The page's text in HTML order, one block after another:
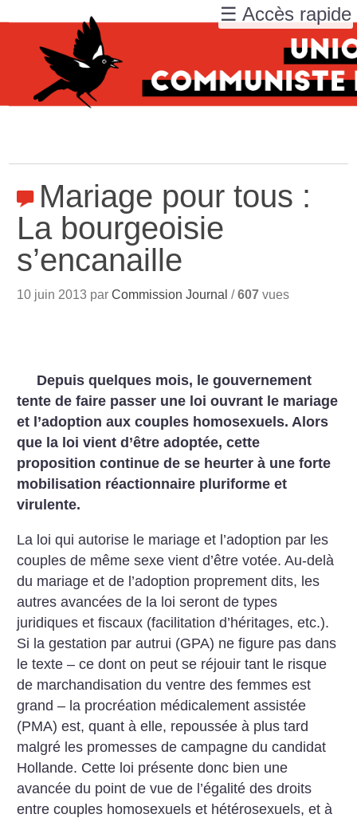
Mariage pour tous :
La bourgeoisie
s’encanaille
10 juin 2013 parCommission Journal /607 vues
Depuis quelques mois, le gouvernement
tente de faire passer une loi ouvrant le mariage
et l’adoption aux couples homosexuels. Alors
que la loi vient d’être adoptée, cette
proposition continue de se heurter à une forte
mobilisation réactionnaire pluriforme et
virulente.
La loi qui autorise le mariage et l’adoption par les
couples de même sexe vient d’être votée. Au-delà
du mariage et de l’adoption proprement dits, les
autres avancées de la loi seront de types
juridiques et fiscaux (facilitation d’héritages, etc.).
Si la gestation par autrui (GPA) ne figure pas dans
le texte – ce dont on peut se réjouir tant le risque
de marchandisation du ventre des femmes est
grand – la procréation médicalement assistée
(PMA) est, quant à elle, repoussée à plus tard
malgré les promesses de campagne du candidat
Hollande. Cette loi présente donc bien une
avancée du point de vue de l’égalité des droits
entre couples homosexuels et hétérosexuels, et à
☰ Accès rapide